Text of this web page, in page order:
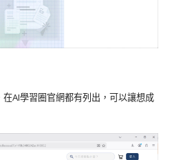
AI學習圈官網都有列出，可以讓想成